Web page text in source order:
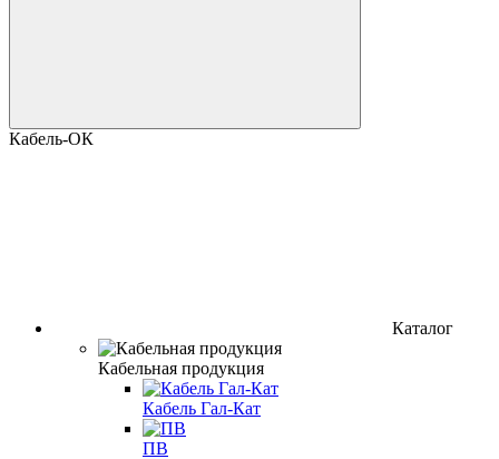
Кабель-ОК
Каталог
Кабельная продукция
Кабель Гал-Кат
ПВ